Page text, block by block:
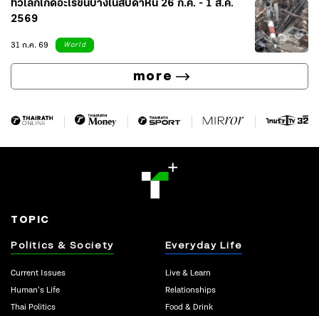
ทั่วโลกเกิดอะไรขึ้นบ้างในสัปดาห์นี้ 26 ก.ค. - 1 ส.ค.
2569
31 ก.ค. 69
World
more
TOPIC
Politics & Society
Current Issues
Human’s Life
Thai Politics
Everyday Life
Live & Learn
Relationships
Food & Drink